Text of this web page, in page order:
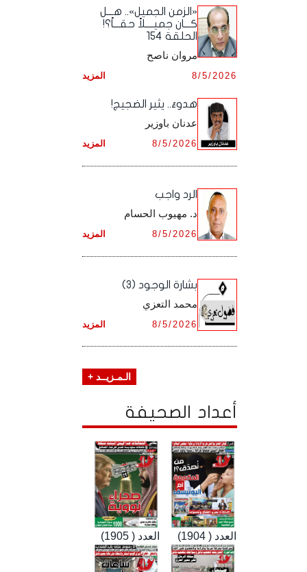
أرشيف شهر نـوفـمـبـر ,
أرشيف شهر ديـسـمـبـر ,
أرشيف شهر أكـتـوبـر ,
أرشيف شهر نـوفـمـبـر ,
أرشيف شهر ديـسـمـبـر ,
أرشيف شهر سـبـتـمـبـر ,
أرشيف شهر أكـتـوبـر ,
أرشيف شهر نـوفـمـبـر ,
أرشيف شهر ديـسـمـبـر ,
«الزمن الجميل».. هـــل
كـــان جميــــلاً حقـــاً؟!
الحلقة 154
مروان ناصح
المزيد 8/5/2026
هدوءٌ.. يثير الضجيج!
عدنان باوزير
المزيد 8/5/2026
الرد واجب
د. مهيوب الحسام
المزيد 8/5/2026
بشارة الوجود (3)
محمد التعزي
المزيد 8/5/2026
الـمـزيــد +
أعداد الصحيفة
العدد ( 1905) العدد ( 1904)